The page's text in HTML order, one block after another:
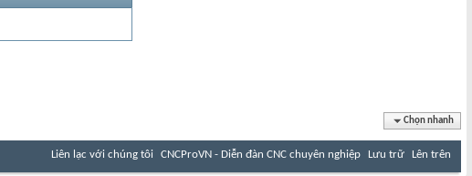
Chọn nhanh
Liên lạc với chúng tôi CNCProVN - Diễn đàn CNC chuyên nghiệp Lưu trữ Lên trên